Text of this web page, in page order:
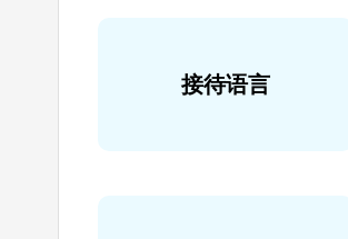
接待语言